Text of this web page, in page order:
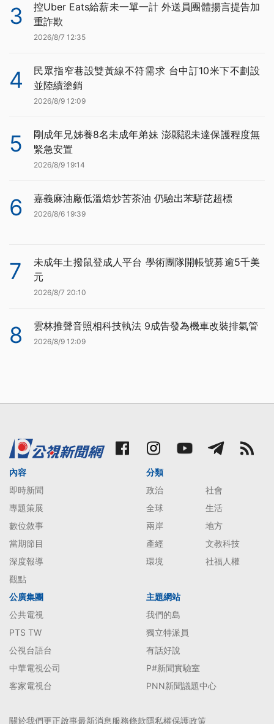
3
控Uber Eats給薪未一單一計 外送員團體揚言提告加
重詐欺
2026/8/7 12:35
4
民眾指窄巷設雙黃線不符需求 台中訂10米下不劃設
並陸續塗銷
2026/8/9 12:09
5
剛成年兄姊養8名未成年弟妹 澎縣認未達保護程度無
緊急安置
2026/8/9 19:14
6 嘉義麻油廠低溫焙炒苦茶油 仍驗出苯駢芘超標
2026/8/6 19:39
7
未成年土撥鼠登成人平台 學術團隊開帳號募逾5千美
元
2026/8/7 20:10
8 雲林推聲音照相科技執法 9成告發為機車改裝排氣管
2026/8/9 12:09
內容
即時新聞
專題策展
數位敘事
當期節目
深度報導
觀點
分類
政治
社會
全球
生活
兩岸
地方
產經
文教科技
環境
社福人權
公廣集團
公共電視
PTS TW
公視台語台
中華電視公司
客家電視台
主題網站
我們的島
獨立特派員
有話好說
P#新聞實驗室
PNN新聞議題中心
關於我們更正啟事最新消息服務條款隱私權保護政策